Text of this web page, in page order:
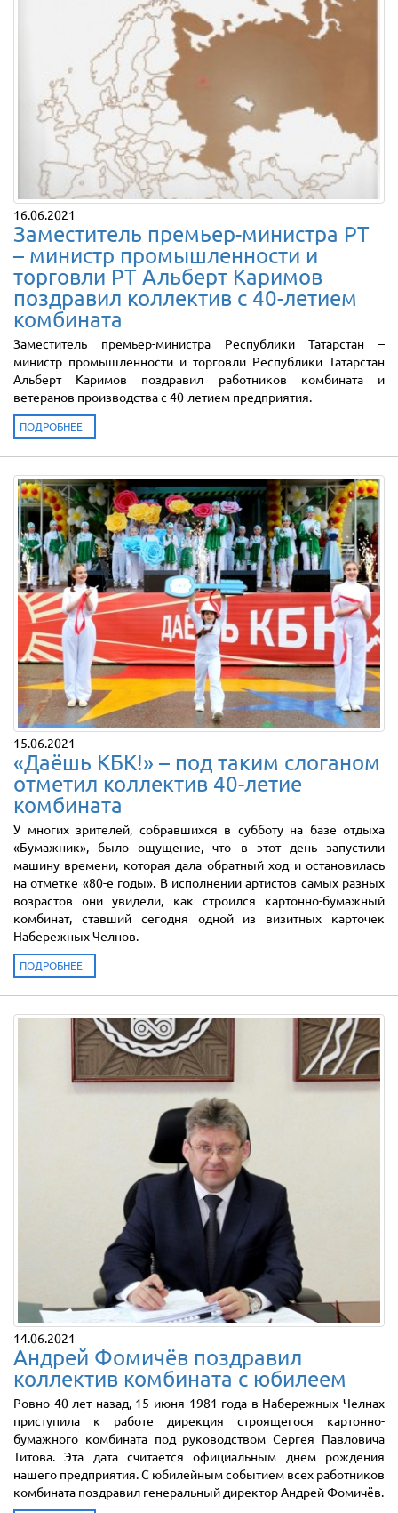
16.06.2021
Заместитель премьер-министра РТ
– министр промышленности и
торговли РТ Альберт Каримов
поздравил коллектив с 40-летием
комбината
Заместитель премьер-министра Республики Татарстан –
министр промышленности и торговли Республики Татарстан
Альберт Каримов поздравил работников комбината и
ветеранов производства с 40-летием предприятия.
ПОДРОБНЕЕ
15.06.2021
«Даёшь КБК!» – под таким слоганом
отметил коллектив 40-летие
комбината
У многих зрителей, собравшихся в субботу на базе отдыха
«Бумажник», было ощущение, что в этот день запустили
машину времени, которая дала обратный ход и остановилась
на отметке «80-е годы». В исполнении артистов самых разных
возрастов они увидели, как строился картонно-бумажный
комбинат, ставший сегодня одной из визитных карточек
Набережных Челнов.
ПОДРОБНЕЕ
14.06.2021
Андрей Фомичёв поздравил
коллектив комбината с юбилеем
Ровно 40 лет назад, 15 июня 1981 года в Набережных Челнах
приступила к работе дирекция строящегося картонно-
бумажного комбината под руководством Сергея Павловича
Титова. Эта дата считается официальным днем рождения
нашего предприятия. С юбилейным событием всех работников
комбината поздравил генеральный директор Андрей Фомичёв.